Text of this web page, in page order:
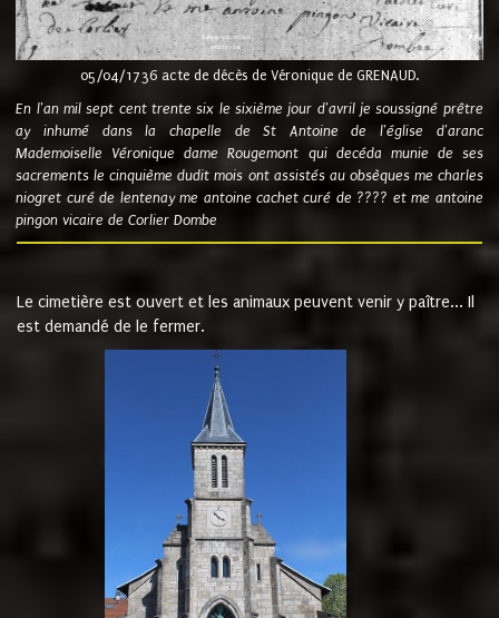
05/04/1736 acte de décès de Véronique de GRENAUD.
En l'an mil sept cent trente six le sixième jour d'avril je soussigné prêtre
ay inhumé dans la chapelle de St Antoine de l'église d'aranc
Mademoiselle Véronique dame Rougemont qui decéda munie de ses
sacrements le cinquième dudit mois ont assistés au obsèques me charles
niogret curé de lentenay me antoine cachet curé de ???? et me antoine
pingon vicaire de Corlier Dombe
Le cimetière est ouvert et les animaux peuvent venir y paître... Il
est demandé de le fermer.